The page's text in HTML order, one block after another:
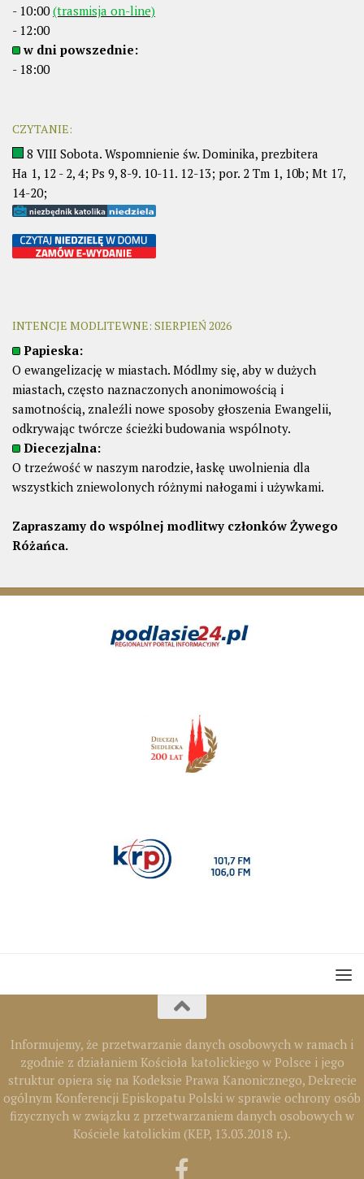
- 10:00(trasmisja on-line)
- 12:00
w dni powszednie:
- 18:00
CZYTANIE:
8 VIII Sobota. Wspomnienie św. Dominika, prezbitera
Ha 1, 12 - 2, 4; Ps 9, 8-9. 10-11. 12-13; por. 2 Tm 1, 10b; Mt 17,
14-20;
INTENCJE MODLITEWNE: SIERPIEŃ 2026
Papieska:
O ewangelizację w miastach. Módlmy się, aby w dużych
miastach, często naznaczonych anonimowością i
samotnością, znaleźli nowe sposoby głoszenia Ewangelii,
odkrywając twórcze ścieżki budowania wspólnoty.
Diecezjalna:
O trzeźwość w naszym narodzie, łaskę uwolnienia dla
wszystkich zniewolonych różnymi nałogami i używkami.
Zapraszamy do wspólnej modlitwy członków Żywego
Różańca.
Informujemy, że przetwarzanie danych osobowych w ramach i
zgodnie z działaniem Kościoła katolickiego w Polsce i jego
struktur opiera się na Kodeksie Prawa Kanonicznego, Dekrecie
ogólnym Konferencji Episkopatu Polski w sprawie ochrony osób
fizycznych w związku z przetwarzaniem danych osobowych w
Kościele katolickim (KEP, 13.03.2018 r.).